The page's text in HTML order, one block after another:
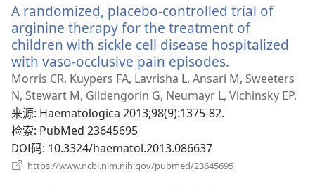
窗
口）
A randomized, placebo-controlled trial of
arginine therapy for the treatment of
children with sickle cell disease hospitalized
with vaso-occlusive pain episodes.
开
新
Morris CR, Kuypers FA, Lavrisha L, Ansari M, Sweeters
N, Stewart M, Gildengorin G, Neumayr L, Vichinsky EP.
来源‎: Haematologica 2013;98(9):1375-82.
检索‎: PubMed 23645695
DOI码‎: 10.3324/haematol.2013.086637
https://www.ncbi.nlm.nih.gov/pubmed/23645695